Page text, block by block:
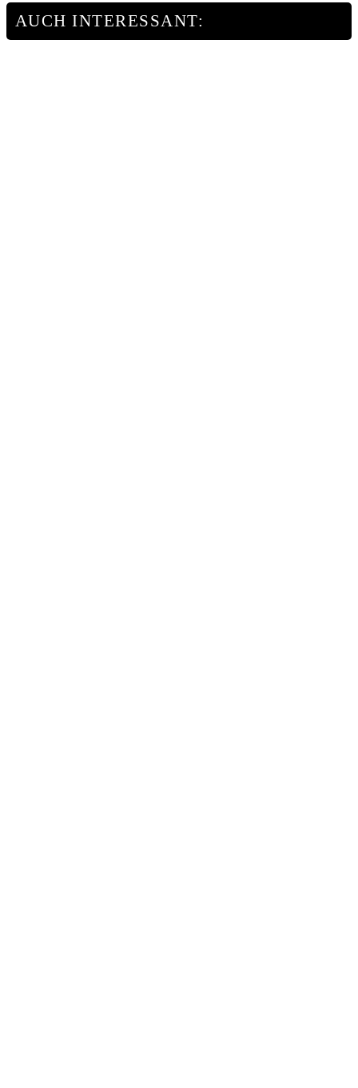
AUCH INTERESSANT: